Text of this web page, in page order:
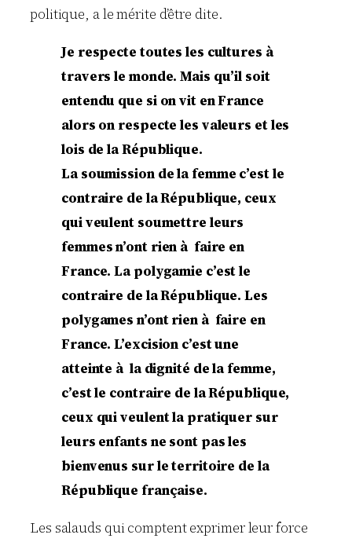
politique, a le mérite d’être dite.
Je respecte toutes les cultures à
travers le monde. Mais qu’il soit
entendu que si on vit en France
alors on respecte les valeurs et les
lois de la République.
La soumission de la femme c’est le
contraire de la République, ceux
qui veulent soumettre leurs
femmes n’ont rien à faire en
France. La polygamie c’est le
contraire de la République. Les
polygames n’ont rien à faire en
France. L’excision c’est une
atteinte à la dignité de la femme,
c’est le contraire de la République,
ceux qui veulent la pratiquer sur
leurs enfants ne sont pas les
bienvenus sur le territoire de la
République française.
Les salauds qui comptent exprimer leur force